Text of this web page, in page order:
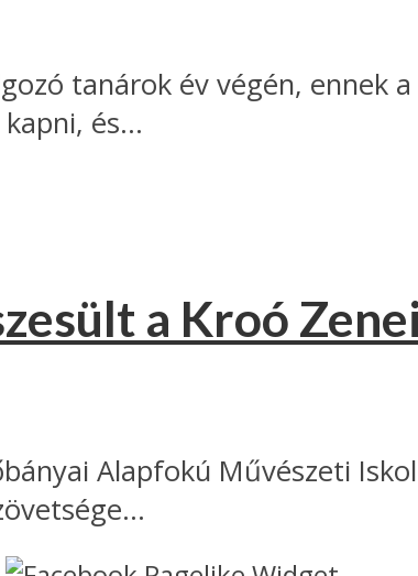
tanárok év végén, ennek
és...
a Kroó
Alapfokú Művészeti